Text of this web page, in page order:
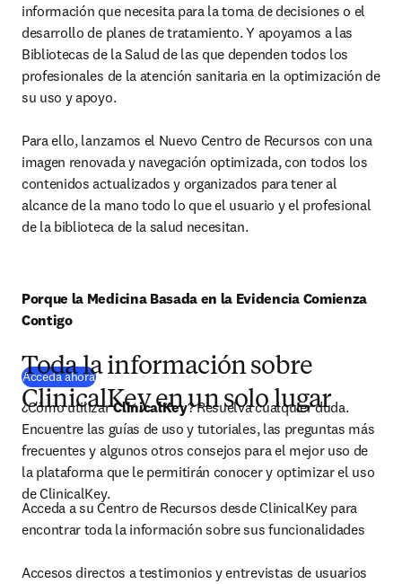
información que necesita para la toma de decisiones o el
desarrollo de planes de tratamiento. Y apoyamos a las
Bibliotecas de la Salud de las que dependen todos los
profesionales de la atención sanitaria en la optimización de
su uso y apoyo.
Para ello, lanzamos el Nuevo Centro de Recursos con una
imagen renovada y navegación optimizada, con todos los
contenidos actualizados y organizados para tener al
alcance de la mano todo lo que el usuario y el profesional
de la biblioteca de la salud necesitan.
Porque la Medicina Basada en la Evidencia Comienza
Contigo
Acceda ahora(se abre en una nueva pestaña/ventana)
Toda la información sobre
ClinicalKey en un solo lugar
¿Cómo utilizar ClinicalKey? Resuelva cualquier duda.
Encuentre las guías de uso y tutoriales, las preguntas más
frecuentes y algunos otros consejos para el mejor uso de
la plataforma que le permitirán conocer y optimizar el uso
de ClinicalKey.
Acceda a su Centro de Recursos desde ClinicalKey para
encontrar toda la información sobre sus funcionalidades
Accesos directos a testimonios y entrevistas de usuarios